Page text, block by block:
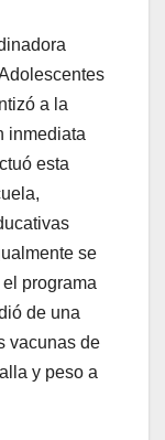
a la
inmediata
esta
se
programa
de una
vacunas de
y peso a